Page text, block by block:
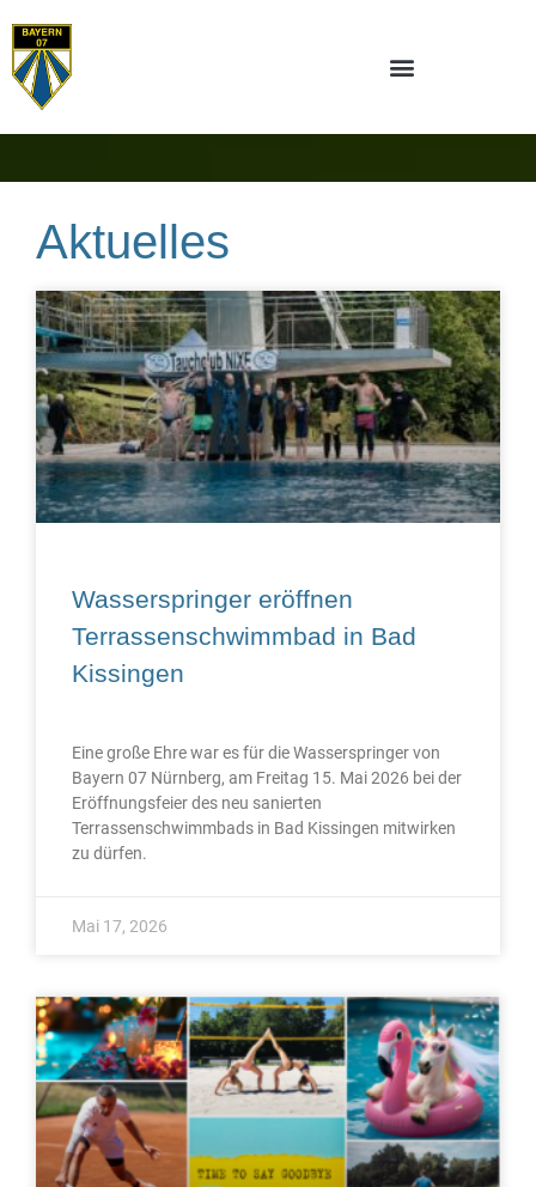
Aktuelles
Wasserspringer eröffnen
Terrassenschwimmbad in Bad
Kissingen
Eine große Ehre war es für die Wasserspringer von
Bayern 07 Nürnberg, am Freitag 15. Mai 2026 bei der
Eröffnungsfeier des neu sanierten
Terrassenschwimmbads in Bad Kissingen mitwirken
zu dürfen.
Mai 17, 2026